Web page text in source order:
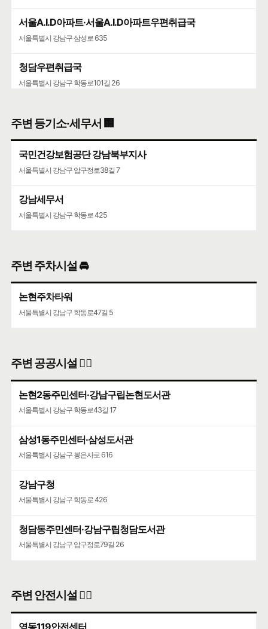
서울A.I.D아파트·서울A.I.D아파트우편취급국
서울특별시 강남구 삼성로 635
청담우편취급국
서울특별시 강남구 학동로101길 26
서울특별시 강남구 도산대로 507
코엑스
서울특별시 강남구 영동대로 513
주변 등기소·세무서 🏢
국민건강보험공단 강남북부지사
서울특별시 강남구 압구정로38길 7
강남세무서
서울특별시 강남구 학동로 425
주변 주차시설 🚘
논현주차타워
서울특별시 강남구 학동로47길 5
주변 공공시설 👨‍✈️
논현2동주민센터·강남구립논현도서관
서울특별시 강남구 학동로43길 17
삼성1동주민센터·삼성도서관
서울특별시 강남구 봉은사로 616
강남구청
서울특별시 강남구 학동로 426
청담동주민센터·강남구립청담도서관
서울특별시 강남구 압구정로79길 26
주변 안전시설 👮‍♀️
영동119안전센터